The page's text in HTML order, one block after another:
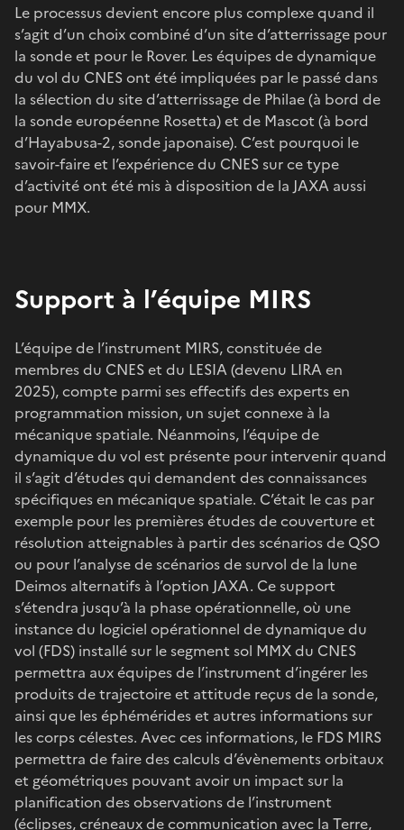
Le processus devient encore plus complexe quand il
s’agit d’un choix combiné d’un site d’atterrissage pour
la sonde et pour le Rover. Les équipes de dynamique
du vol du CNES ont été impliquées par le passé dans
la sélection du site d’atterrissage de Philae (à bord de
la sonde européenne Rosetta) et de Mascot (à bord
d’Hayabusa-2, sonde japonaise). C’est pourquoi le
savoir-faire et l’expérience du CNES sur ce type
d’activité ont été mis à disposition de la JAXA aussi
pour MMX.
Support à l’équipe MIRS
L’équipe de l’instrument MIRS, constituée de
membres du CNES et du LESIA (devenu LIRA en
2025), compte parmi ses effectifs des experts en
programmation mission, un sujet connexe à la
mécanique spatiale. Néanmoins, l’équipe de
dynamique du vol est présente pour intervenir quand
il s’agit d’études qui demandent des connaissances
spécifiques en mécanique spatiale. C’était le cas par
exemple pour les premières études de couverture et
résolution atteignables à partir des scénarios de QSO
ou pour l’analyse de scénarios de survol de la lune
Deimos alternatifs à l’option JAXA. Ce support
s’étendra jusqu’à la phase opérationnelle, où une
instance du logiciel opérationnel de dynamique du
vol (FDS) installé sur le segment sol MMX du CNES
permettra aux équipes de l’instrument d’ingérer les
produits de trajectoire et attitude reçus de la sonde,
ainsi que les éphémérides et autres informations sur
les corps célestes. Avec ces informations, le FDS MIRS
permettra de faire des calculs d’évènements orbitaux
et géométriques pouvant avoir un impact sur la
planification des observations de l’instrument
(éclipses, créneaux de communication avec la Terre,